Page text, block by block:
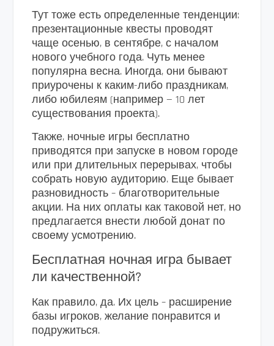
Тут тоже есть определенные тенденции:
презентационные квесты проводят
чаще осенью, в сентябре, с началом
нового учебного года. Чуть менее
популярна весна. Иногда, они бывают
приурочены к каким-либо праздникам,
либо юбилеям (например — 10 лет
существования проекта).
Также, ночные игры бесплатно
приводятся при запуске в новом городе
или при длительных перерывах, чтобы
собрать новую аудиторию. Еще бывает
разновидность – благотворительные
акции. На них оплаты как таковой нет, но
предлагается внести любой донат по
своему усмотрению.
Бесплатная ночная игра бывает
ли качественной?
Как правило, да. Их цель – расширение
базы игроков, желание понравится и
подружиться.